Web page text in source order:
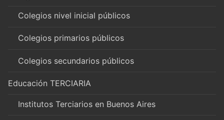
Colegios nivel inicial públicos
Colegios primarios públicos
Colegios secundarios públicos
Educación TERCIARIA
Institutos Terciarios en Buenos Aires